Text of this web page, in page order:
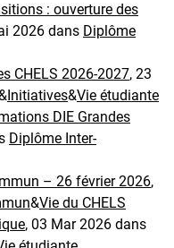
: ouverture des
2026 dans Diplôme
CHELS 2026-2027, 23
Initiatives&Vie étudiante
DIE Grandes
Diplôme Inter-
– 26 février 2026,
&Vie du CHELS
, 03 Mar 2026 dans